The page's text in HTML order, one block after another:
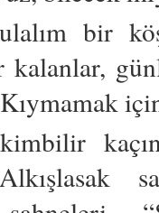
bir
kalanlar,
kimbilir